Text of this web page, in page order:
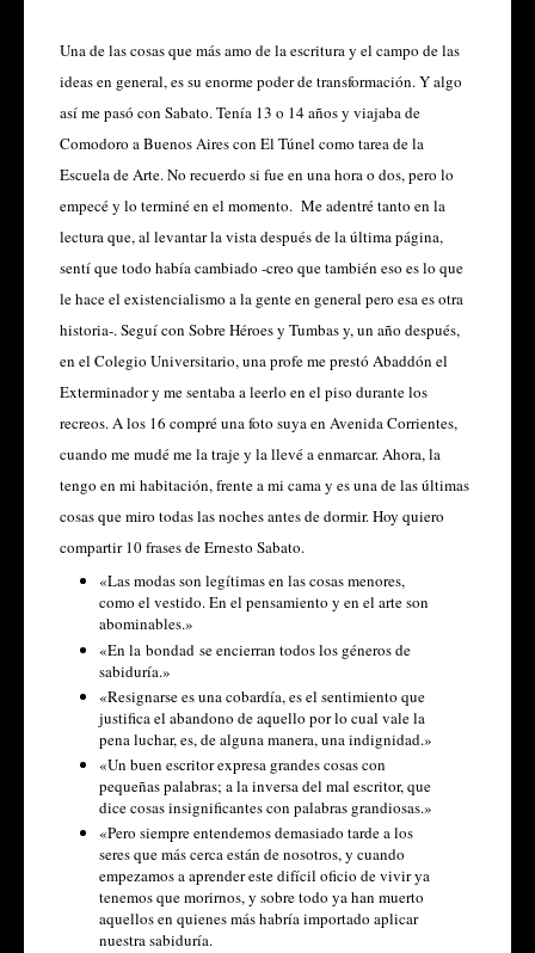
Una de las cosas que más amo de la escritura y el campo de las
ideas en general, es su enorme poder de transformación. Y algo
así me pasó con Sabato. Tenía 13 o 14 años y viajaba de
Comodoro a Buenos Aires con El Túnel como tarea de la
Escuela de Arte. No recuerdo si fue en una hora o dos, pero lo
empecé y lo terminé en el momento. Me adentré tanto en la
lectura que, al levantar la vista después de la última página,
sentí que todo había cambiado -creo que también eso es lo que
le hace el existencialismo a la gente en general pero esa es otra
historia-. Seguí con Sobre Héroes y Tumbasy, un año después,
en el Colegio Universitario, una profe me prestó Abaddón el
Exterminadory me sentaba a leerlo en el piso durante los
recreos. A los 16 compré una foto suya en Avenida Corrientes,
cuando me mudé me la traje y la llevé a enmarcar. Ahora, la
tengo en mi habitación, frente a mi cama y es una de las últimas
cosas que miro todas las noches antes de dormir. Hoy quiero
compartir 10 frases de Ernesto Sabato.
«Las modas son legítimas en las cosas menores,
como el vestido. En el pensamiento y en el arte son
abominables.»
«En la bondad se encierran todos los géneros de
sabiduría.»
«Resignarse es una cobardía, es el sentimiento que
justifica el abandono de aquello por lo cual vale la
pena luchar, es, de alguna manera, una indignidad.»
«Un buen escritor expresa grandes cosas con
pequeñas palabras; a la inversa del mal escritor, que
dice cosas insignificantes con palabras grandiosas.»
«Pero siempre entendemos demasiado tarde a los
seres que más cerca están de nosotros, y cuando
empezamos a aprender este difícil oficio de vivir ya
tenemos que morirnos, y sobre todo ya han muerto
aquellos en quienes más habría importado aplicar
nuestra sabiduría.